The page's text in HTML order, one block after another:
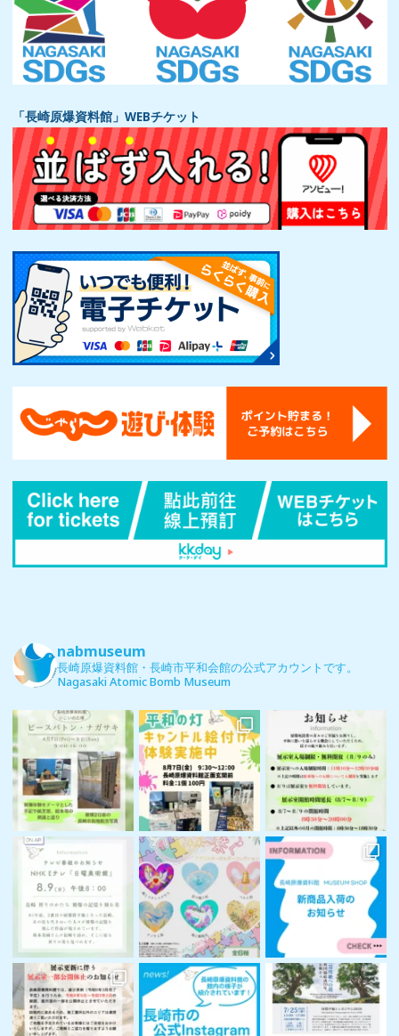
「長崎原爆資料館」WEBチケット
nabmuseum
長崎原爆資料館・長崎市平和会館の公式アカウントです。
Nagasaki Atomic Bomb Museum